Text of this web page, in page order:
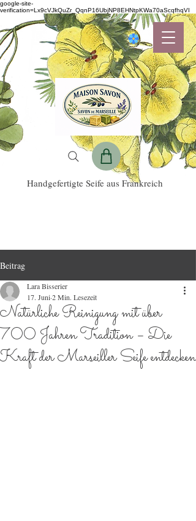
google-site-
verification=Lx9cVJkQuZr_QqnP16UbjNP8EHNtpKWa70aScqfhqVI
Handgefertigte Seife aus Frankreich
Beitrag
Natürliche Reinigung mit über
700 Jahren Tradition – Die
Kraft der Marseiller Seife entdecken
Lara Bisserier
17. Juni2 Min. Lesezeit